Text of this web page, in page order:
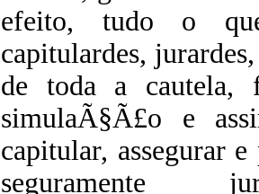
efeito, tudo o que
capitulardes,
de toda a cautela,
simulaÃ§Ã£o e
capitular, assegurar
seguramente